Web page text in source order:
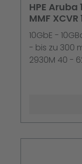
HPE Aruba
MMF
Multi-Mode
10GbE -
- bis zu 300
2930M 40 -
6405 48 -